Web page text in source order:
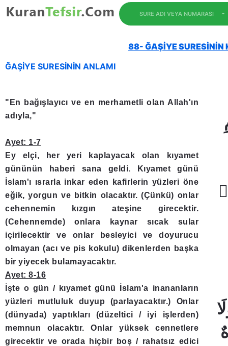
SURE ADI VEYA NUMARASI
88- ĞAŞİYE SURESİNİN
ĞAŞİYE SURESİNİN ANLAMI
"En bağışlayıcı ve en merhametli olan Allah'ın
adıyla,"
Ayet: 1-7
Ey elçi, her yeri kaplayacak olan kıyamet
gününün haberi sana geldi. Kıyamet günü
İslam'ı ısrarla inkar eden kafirlerin yüzleri öne
eğik, yorgun ve bitkin olacaktır. (Çünkü) onlar
cehennemin kızgın ateşine girecektir.
(Cehennemde) onlara kaynar sıcak sular
içirilecektir ve onlar besleyici ve doyurucu
olmayan (acı ve pis kokulu) dikenlerden başka
bir yiyecek bulamayacaktır.
Ayet: 8-16
İşte o gün / kıyamet günü İslam'a inananların
yüzleri mutluluk duyup (parlayacaktır.) Onlar
(dünyada) yaptıkları (düzeltici / iyi işlerden)
memnun olacaktır. Onlar yüksek cennetlere
girecektir ve orada hiçbir boş / rahatsız edici